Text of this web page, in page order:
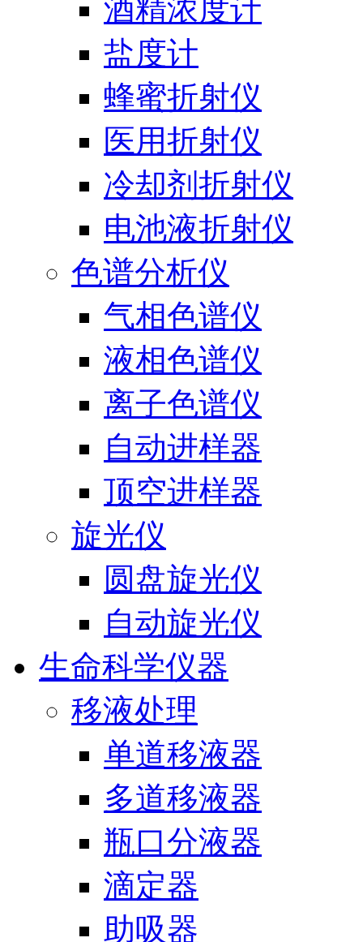
酒精浓度计
盐度计
蜂蜜折射仪
医用折射仪
冷却剂折射仪
电池液折射仪
色谱分析仪
气相色谱仪
液相色谱仪
离子色谱仪
自动进样器
顶空进样器
旋光仪
圆盘旋光仪
自动旋光仪
生命科学仪器
移液处理
单道移液器
多道移液器
瓶口分液器
滴定器
助吸器